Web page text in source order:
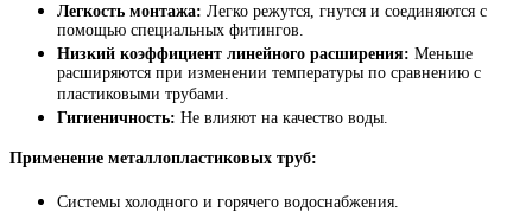
Легкость монтажа: Легко режутся, гнутся и соединяются с
помощью специальных фитингов.
Низкий коэффициент линейного расширения: Меньше
расширяются при изменении температуры по сравнению с
пластиковыми трубами.
Гигиеничность: Не влияют на качество воды.
Применение металлопластиковых труб:
Системы холодного и горячего водоснабжения.